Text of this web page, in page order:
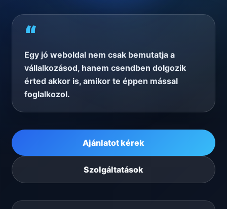
“
Egy jó weboldal nem csak bemutatja a
vállalkozásod, hanem csendben dolgozik
érted akkor is, amikor te éppen mással
foglalkozol.
Ajánlatot kérek
Szolgáltatások